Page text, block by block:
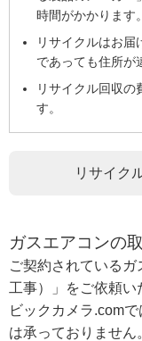
時間がかかります。
リサイクルはお
であっても住所が
リサイクル回収
す。
リサイク
ガスエアコンの
ご契約されている
工事）」をご依頼い
ビックカメラ.com
は承っておりません